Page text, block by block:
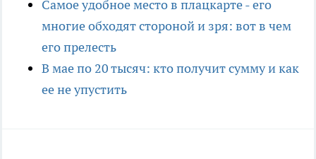
Самое удобное место в плацкарте - его
многие обходят стороной и зря: вот в чем
его прелесть
В мае по 20 тысяч: кто получит сумму и как
ее не упустить